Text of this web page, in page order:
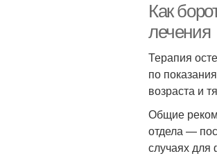
Как
лечения
Терапия
по
возраста и
Общие
отдела —
случаях для